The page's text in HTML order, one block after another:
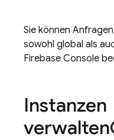
Sie können
sowohl global als
Firebase Console
Instanzen
verwalten